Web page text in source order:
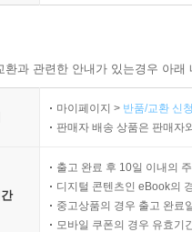
과 관련한 안내가 있는경우 아
마이페이지 > 반품/교환 신
판매자 배송 상품은 판매자
출고 완료 후 10일 이내의
디지털 콘텐츠인 eBook의
중고상품의 경우 출고 완료
모바일 쿠폰의 경우 유효기